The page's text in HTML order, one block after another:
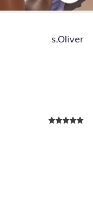
89,99 €
s.Oliver